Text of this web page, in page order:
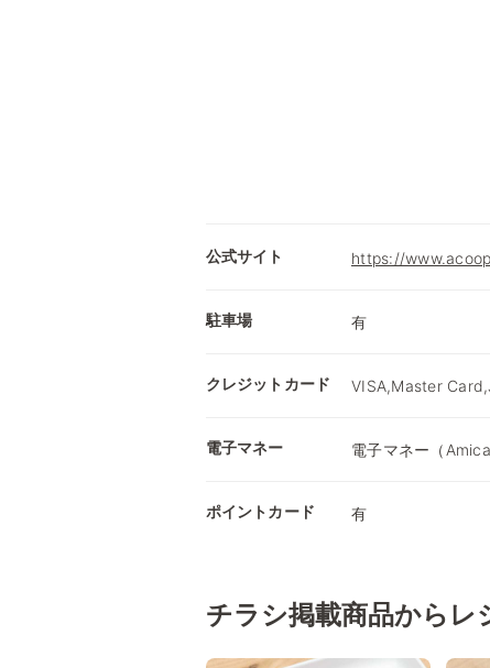
公式サイト https://
駐車場 有
クレジットカード VISA,Master
電子マネー 電子マネー（
ポイントカード 有
チラシ掲載商品からレ